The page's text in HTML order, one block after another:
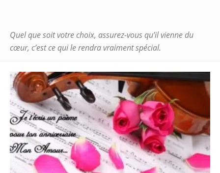
Quel que soit votre choix, assurez-vous qu’il vienne du
cœur, c’est ce qui le rendra vraiment spécial.